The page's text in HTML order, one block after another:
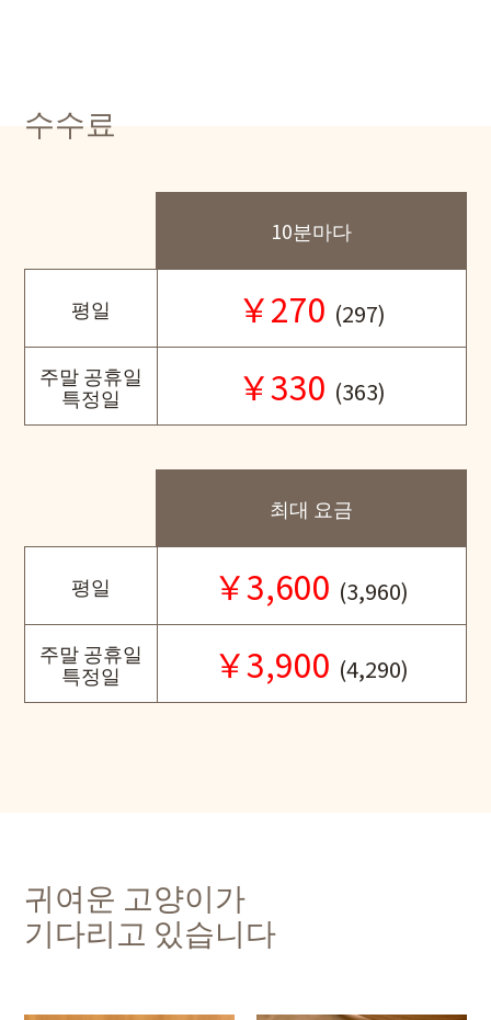
수수료
10분마다
평일 ￥270 (297)
주말 공휴일
특정일 ￥330 (363)
최대 요금
평일 ￥3,600 (3,960)
주말 공휴일
특정일 ￥3,900 (4,290)
귀여운 고양이가
기다리고 있습니다